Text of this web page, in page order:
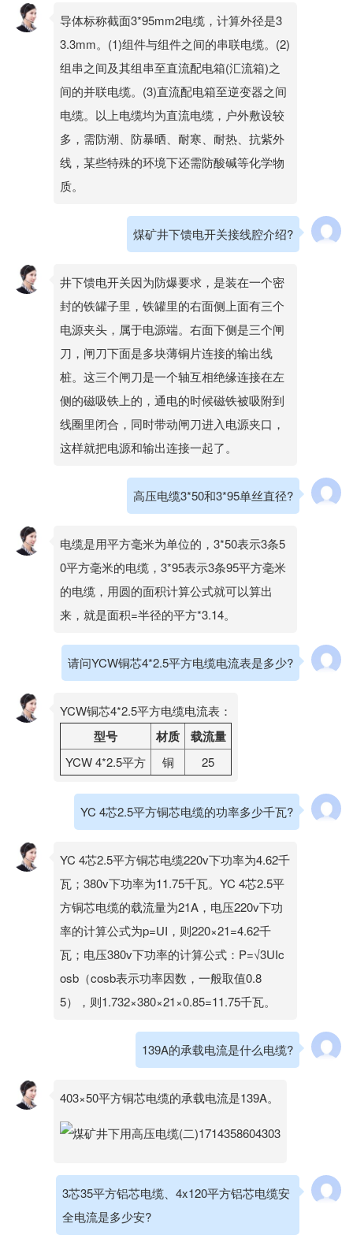
导体标称截面3*95mm2电缆，计算外径是3
3.3mm。(1)组件与组件之间的串联电缆。(2)
组串之间及其组串至直流配电箱(汇流箱)之
间的并联电缆。(3)直流配电箱至逆变器之间
电缆。以上电缆均为直流电缆，户外敷设较
多，需防潮、防暴晒、耐寒、耐热、抗紫外
线，某些特殊的环境下还需防酸碱等化学物
质。
煤矿井下馈电开关接线腔介绍?
井下馈电开关因为防爆要求，是装在一个密
封的铁罐子里，铁罐里的右面侧上面有三个
电源夹头，属于电源端。右面下侧是三个闸
刀，闸刀下面是多块薄铜片连接的输出线
桩。这三个闸刀是一个轴互相绝缘连接在左
侧的磁吸铁上的，通电的时候磁铁被吸附到
线圈里闭合，同时带动闸刀进入电源夹口，
这样就把电源和输出连接一起了。
高压电缆3*50和3*95单丝直径?
电缆是用平方毫米为单位的，3*50表示3条5
0平方毫米的电缆，3*95表示3条95平方毫米
的电缆，用圆的面积计算公式就可以算出
来，就是面积=半径的平方*3.14。
请问YCW铜芯4*2.5平方电缆电流表是多少?
YCW铜芯4*2.5平方电缆电流表：
型号 材质 载流量
YCW 4*2.5平方 铜 25
YC 4芯2.5平方铜芯电缆的功率多少千瓦?
YC 4芯2.5平方铜芯电缆220v下功率为4.62千
瓦；380v下功率为11.75千瓦。YC 4芯2.5平
方铜芯电缆的载流量为21A，电压220v下功
率的计算公式为p=UI，则220×21=4.62千
瓦；电压380v下功率的计算公式：P=√3UIc
osb（cosb表示功率因数，一般取值0.8
5），则1.732×380×21×0.85=11.75千瓦。
139A的承载电流是什么电缆?
403×50平方铜芯电缆的承载电流是139A。
3芯35平方铝芯电缆、4x120平方铝芯电缆安
全电流是多少安?